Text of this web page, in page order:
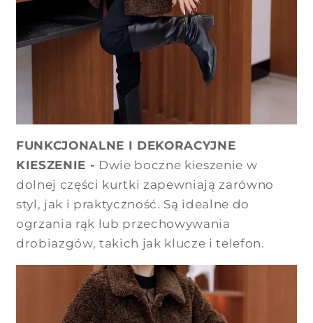
FUNKCJONALNE I DEKORACYJNE
KIESZENIE - Dwie boczne kieszenie w
dolnej części kurtki zapewniają zarówno
styl, jak i praktyczność. Są idealne do
ogrzania rąk lub przechowywania
drobiazgów, takich jak klucze i telefon.